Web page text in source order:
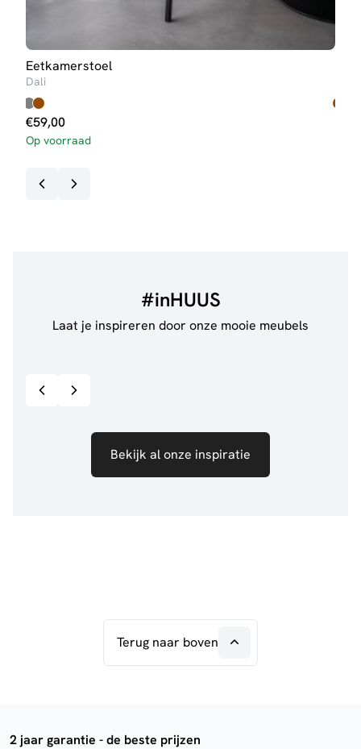
Eetkamerstoel
Dali
€59,00
Op voorraad
#inHUUS
Laat je inspireren door onze mooie meubels
Bekijk al onze inspiratie
Terug naar boven
2 jaar garantie - de beste prijzen